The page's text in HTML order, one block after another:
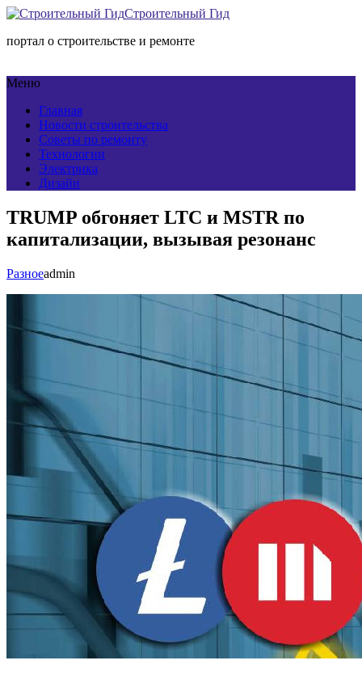
Строительный Гид
портал о строительстве и ремонте
Меню
Главная
Новости строительства
Советы по ремонту
Технологии
Электрика
Дизайн
TRUMP обгоняет LTC и MSTR по
капитализации, вызывая резонанс
Разноеadmin